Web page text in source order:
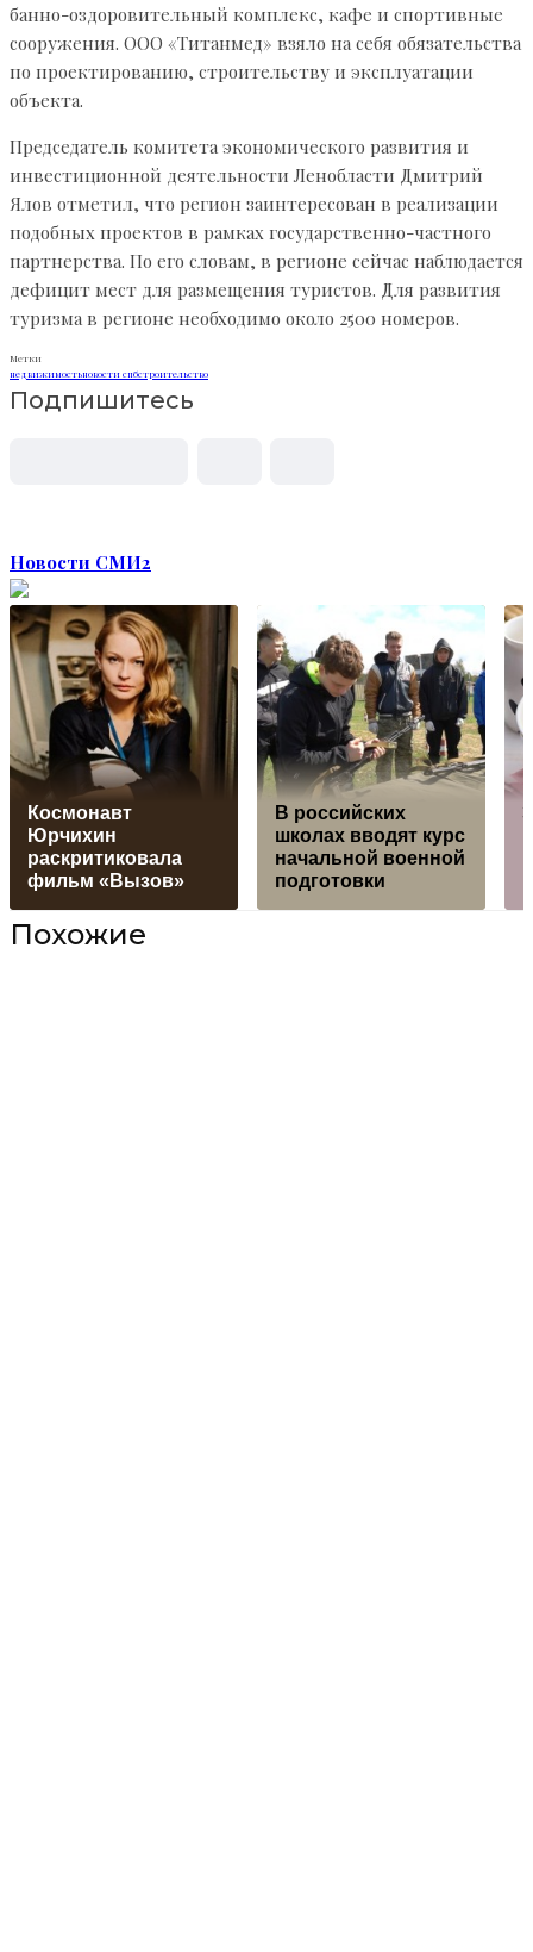
банно-оздоровительный комплекс, кафе и спортивные
сооружения. ООО «Титанмед» взяло на себя обязательства
по проектированию, строительству и эксплуатации
объекта.
Председатель комитета экономического развития и
инвестиционной деятельности Ленобласти Дмитрий
Ялов отметил, что регион заинтересован в реализации
подобных проектов в рамках государственно-частного
партнерства. По его словам, в регионе сейчас наблюдается
дефицит мест для размещения туристов. Для развития
туризма в регионе необходимо около 2500 номеров.
Метки
недвижимостьновости спбстроительство
Подпишитесь
Новости СМИ2
Космонавт
Юрчихин
раскритиковала
фильм «Вызов»
В российских
школах вводят курс
начальной военной
подготовки
Похожие